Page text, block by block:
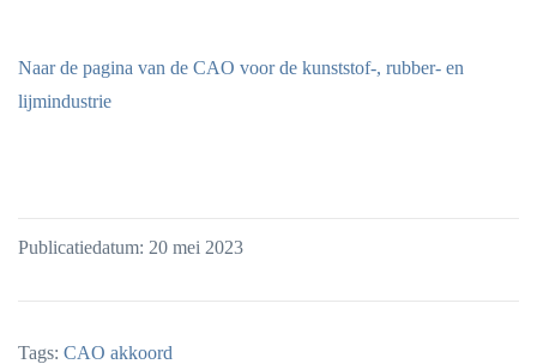
Naar de pagina van de CAO voor de kunststof-, rubber- en
lijmindustrie
Publicatiedatum: 20 mei 2023
Tags: CAO akkoord